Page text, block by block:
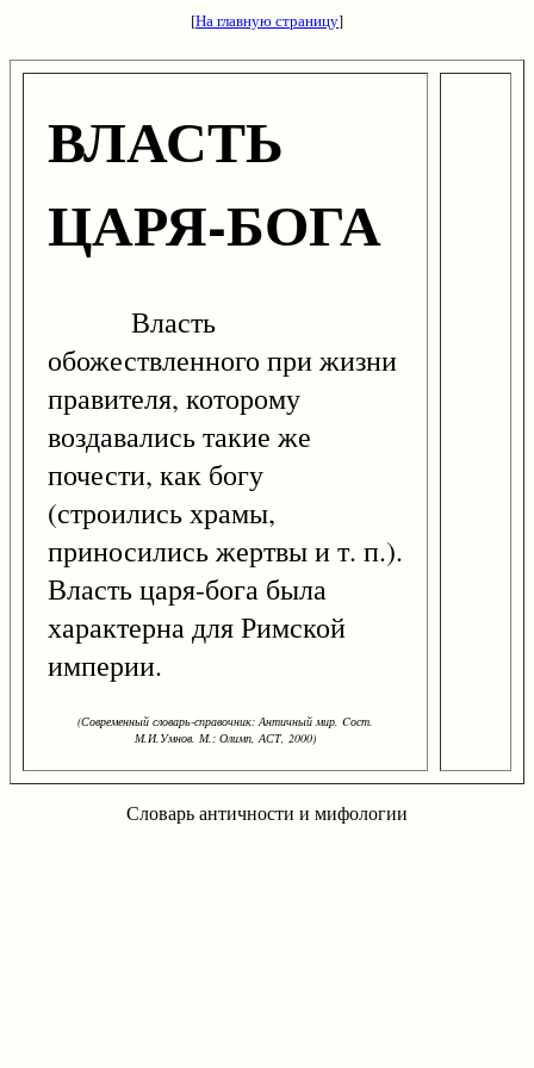
[На главную страницу]
ВЛАСТЬ
ЦАРЯ-БОГА
Власть
обожествленного при жизни
правителя, которому
воздавались такие же
почести, как богу
(строились храмы,
приносились жертвы и т. п.).
Власть царя-бога была
характерна для Римской
империи.
(Современный словарь-справочник: Античный мир. Cост.
М.И.Умнов. М.: Олимп, АСТ, 2000)
Словарь античности и мифологии